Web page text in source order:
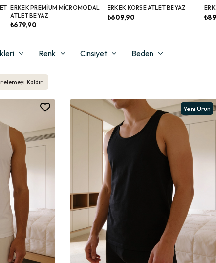
ERKEK PREMIUM MICROMODAL
ATLET BEYAZ
₺679,90
ERKEK KORSE ATLET BEYAZ
₺609,90
Renk Cinsiyet Beden
Kaldır
Yeni Ürün